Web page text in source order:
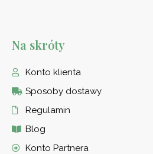
Na skróty
Konto klienta
Sposoby dostawy
Regulamin
Blog
Konto Partnera